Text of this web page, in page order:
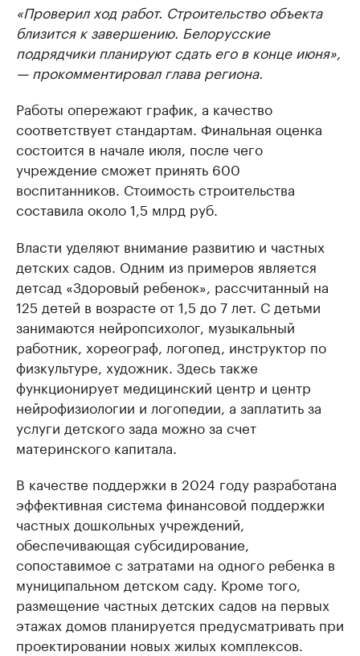
«Проверил ход работ. Строительство объекта
близится к завершению. Белорусские
подрядчики планируют сдать его в конце июня»,
— прокомментировал глава региона.
Работы опережают график, а качество
соответствует стандартам. Финальная оценка
состоится в начале июля, после чего
учреждение сможет принять 600
воспитанников. Стоимость строительства
составила около 1,5 млрд руб.
Власти уделяют внимание развитию и частных
детских садов. Одним из примеров является
детсад «Здоровый ребенок», рассчитанный на
125 детей в возрасте от 1,5 до 7 лет. С детьми
занимаются нейропсихолог, музыкальный
работник, хореограф, логопед, инструктор по
физкультуре, художник. Здесь также
функционирует медицинский центр и центр
нейрофизиологии и логопедии, а заплатить за
услуги детского зада можно за счет
материнского капитала.
В качестве поддержки в 2024 году разработана
эффективная система финансовой поддержки
частных дошкольных учреждений,
обеспечивающая субсидирование,
сопоставимое с затратами на одного ребенка в
муниципальном детском саду. Кроме того,
размещение частных детских садов на первых
этажах домов планируется предусматривать при
проектировании новых жилых комплексов.